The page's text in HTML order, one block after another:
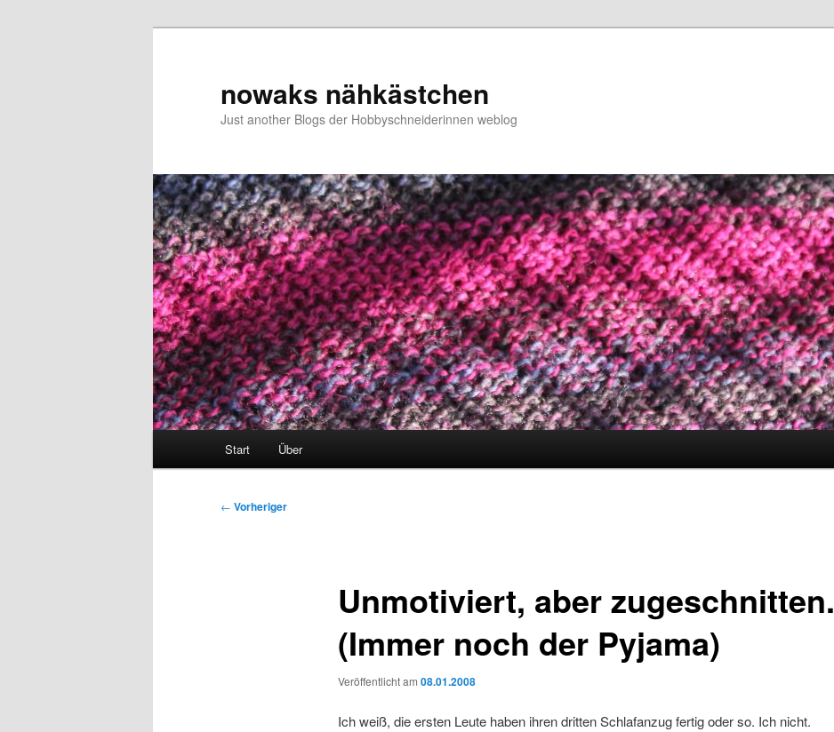
nowaks nähkästchen
Just another Blogs der Hobbyschneiderinnen weblog
Start Über
Beitragsnavigation
← Vorheriger
Unmotiviert, aber zugeschnitten.
(Immer noch der Pyjama)
Veröffentlicht am 08.01.2008
Ich weiß, die ersten Leute haben ihren dritten Schlafanzug fertig oder so. Ich nicht.